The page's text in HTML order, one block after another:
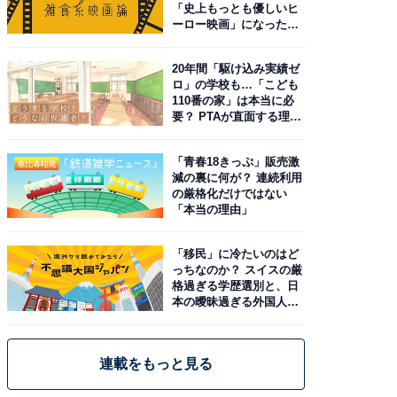
「史上もっとも優しいヒ
ーロー映画」になった理
20年間「駆け込み実績ゼ
ロ」の学校も…「こども
110番の家」は本当に必
要？ PTAが直面する理想
「青春18きっぷ」販売激
減の裏に何が？ 連続利用
の厳格化だけではない
「本当の理由」
「移民」に冷たいのはど
っちなのか？ スイスの厳
格過ぎる学歴選別と、日
本の曖昧過ぎる外国人政
連載をもっと見る